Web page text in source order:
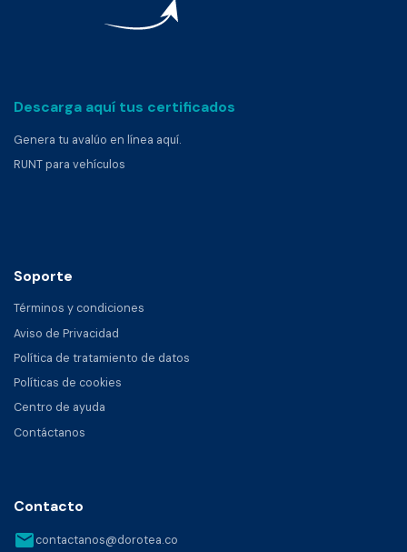
Descarga aquí tus certificados
Genera tu avalúo en línea aquí.
RUNT para vehículos
Soporte
Términos y condiciones
Aviso de Privacidad
Política de tratamiento de datos
Políticas de cookies
Centro de ayuda
Contáctanos
Contacto
emailcontactanos@dorotea.co